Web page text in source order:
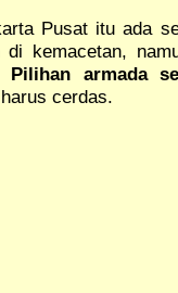
Pusat itu ada
kemacetan,
Pilihan armada
cerdas.